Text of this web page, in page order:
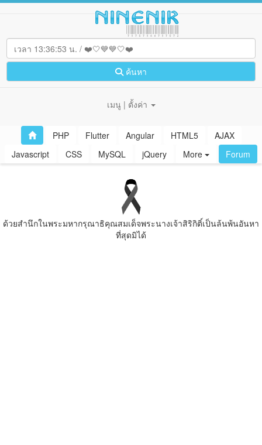
ค้นหา
เมนู | ตั้งค่า
PHP Flutter Angular HTML5
AJAX
Javascript
CSS MySQL jQuery More Forum
ด้วยสํานึกในพระมหากรุณาธิคุณสมเด็จพระนางเจ้าสิริกิติ์เป็นล้นพ้นอันหา
ที่สุดมิได้